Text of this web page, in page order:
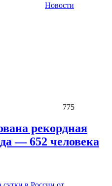
Новости
775
рекордная
— 652 человека